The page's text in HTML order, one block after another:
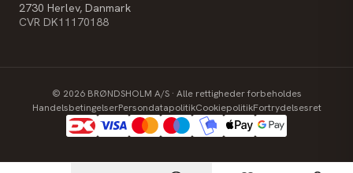
2730 Herlev, Danmark
CVR DK11170188
© 2026BRØNDSHOLM A/S · Alle rettigheder forbeholdes
HandelsbetingelserPersondatapolitikCookiepolitikFortrydelsesret